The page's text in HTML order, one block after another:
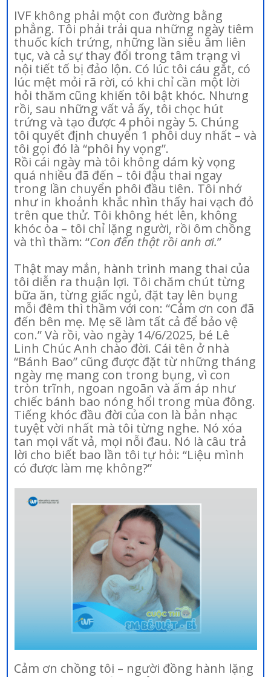
IVF không phải một con đường bằng
phẳng. Tôi phải trải qua những ngày tiêm
thuốc kích trứng, những lần siêu âm liên
tục, và cả sự thay đổi trong tâm trạng vì
nội tiết tố bị đảo lộn. Có lúc tôi cáu gắt, có
lúc mệt mỏi rã rời, có khi chỉ cần một lời
hỏi thăm cũng khiến tôi bật khóc. Nhưng
rồi, sau những vất vả ấy, tôi chọc hút
trứng và tạo được 4 phôi ngày 5. Chúng
tôi quyết định chuyển 1 phôi duy nhất – và
tôi gọi đó là “phôi hy vọng”.
Rồi cái ngày mà tôi không dám kỳ vọng
quá nhiều đã đến – tôi đậu thai ngay
trong lần chuyển phôi đầu tiên. Tôi nhớ
như in khoảnh khắc nhìn thấy hai vạch đỏ
trên que thử. Tôi không hét lên, không
khóc òa – tôi chỉ lặng người, rồi ôm chồng
và thì thầm: “Con đến thật rồi anh ơi.”
Thật may mắn, hành trình mang thai của
tôi diễn ra thuận lợi. Tôi chăm chút từng
bữa ăn, từng giấc ngủ, đặt tay lên bụng
mỗi đêm thì thầm với con: “Cảm ơn con đã
đến bên mẹ. Mẹ sẽ làm tất cả để bảo vệ
con.” Và rồi, vào ngày 14/6/2025, bé Lê
Linh Chúc Anh chào đời. Cái tên ở nhà
“Bánh Bao” cũng được đặt từ những tháng
ngày mẹ mang con trong bụng, vì con
tròn trĩnh, ngoan ngoãn và ấm áp như
chiếc bánh bao nóng hổi trong mùa đông.
Tiếng khóc đầu đời của con là bản nhạc
tuyệt vời nhất mà tôi từng nghe. Nó xóa
tan mọi vất vả, mọi nỗi đau. Nó là câu trả
lời cho biết bao lần tôi tự hỏi: “Liệu mình
có được làm mẹ không?”
Cảm ơn chồng tôi – người đồng hành lặng